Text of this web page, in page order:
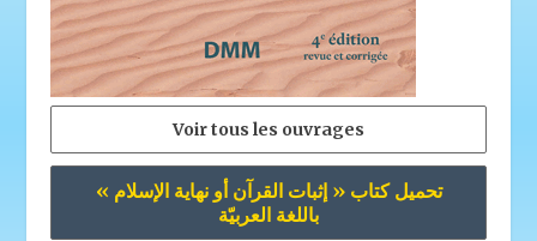
Voir tous les ouvrages
تحميل كتاب « إثبات القرآن أو نهاية الإسلام »
باللغة العربيّة